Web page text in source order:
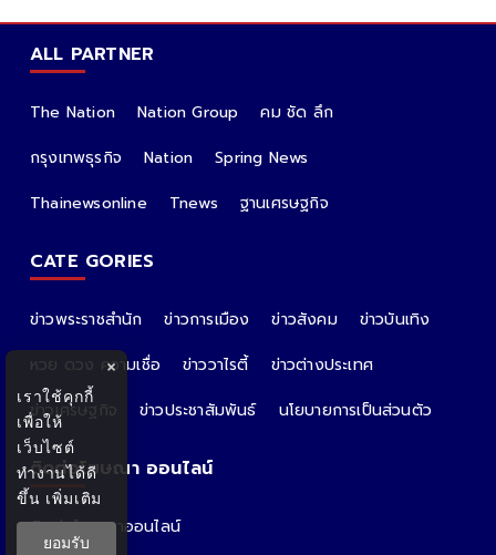
ALL PARTNER
The Nation Nation Group
คม ชัด ลึก
กรุงเทพธุรกิจ
Nation
Spring News
Thainewsonline
Tnews ฐานเศรษฐกิจ
CATE GORIES
ข่าวพระราชสำนัก ข่าวการเมือง ข่าวสังคม
ข่าวบันเทิง
หวย ดวง ความเชื่อ
ข่าววาไรตี้
ข่าวต่างประเทศ
ข่าวเศรษฐกิจ
ข่าวประชาสัมพันธ์ นโยบายการเป็นส่วนตัว
ติดต่อโฆษณา ออนไลน์
ติดต่อโฆษณาออนไลน์
คุณอ้อ
×
เราใช้คุกกี้
เพื่อให้
เว็บไซต์
ทำงานได้ดี
ขึ้น เพิ่มเติม
ยอมรับ